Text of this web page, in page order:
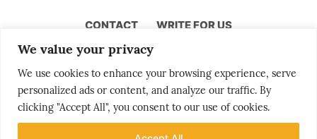
We value your privacy
We use cookies to enhance your browsing experience, serve
personalized ads or content, and analyze our traffic. By
clicking "Accept All", you consent to our use of cookies.
CONTACT WRITE FOR US
Storytelling by Bjørn Moholdt